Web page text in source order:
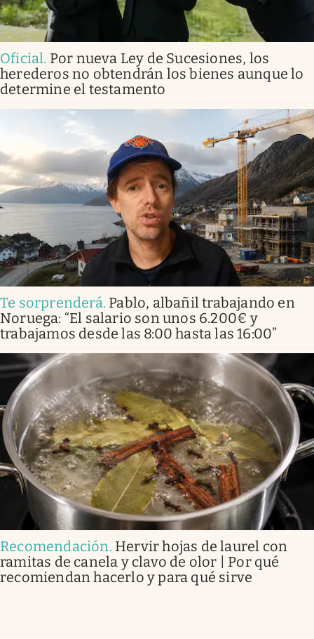
Oficial. Por nueva Ley de Sucesiones, los
herederos no obtendrán los bienes aunque lo
determine el testamento
Te sorprenderá. Pablo, albañil trabajando en
Noruega: “El salario son unos 6.200€ y
trabajamos desde las 8:00 hasta las 16:00”
Recomendación. Hervir hojas de laurel con
ramitas de canela y clavo de olor | Por qué
recomiendan hacerlo y para qué sirve